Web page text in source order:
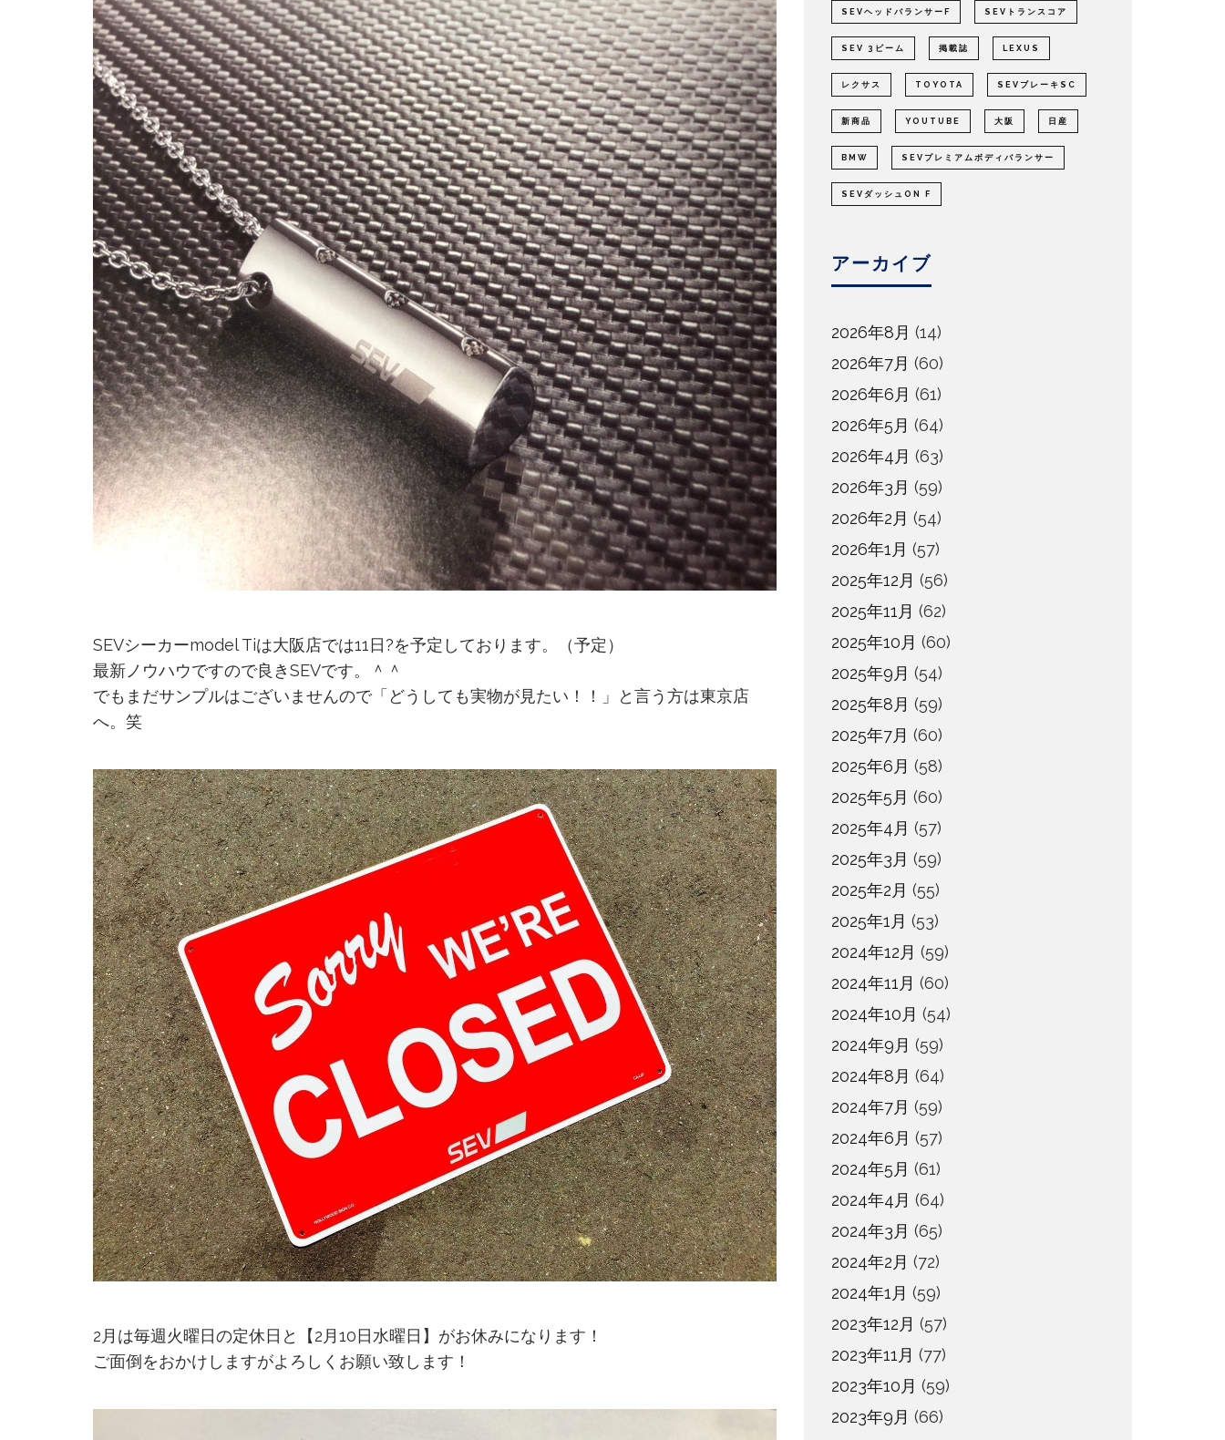
SEVシーカーmodel Tiは大阪店では11日?を予定しております。（予定）
最新ノウハウですので良きSEVです。＾＾
でもまだサンプルはございませんので「どうしても実物が見たい！！」と言う方は東京店
へ。笑
2月は毎週火曜日の定休日と【2月10日水曜日】がお休みになります！
ご面倒をおかけしますがよろしくお願い致します！
SEVヘッドバランサーF SEVトランスコア
SEV 3ビーム 掲載誌 LEXUS
レクサス TOYOTA SEVブレーキSC
新商品 YOUTUBE 大阪 日産
BMW SEVプレミアムボディバランサー
SEVダッシュON F
アーカイブ
2026年8月 (14)
2026年7月 (60)
2026年6月 (61)
2026年5月 (64)
2026年4月 (63)
2026年3月 (59)
2026年2月 (54)
2026年1月 (57)
2025年12月 (56)
2025年11月 (62)
2025年10月 (60)
2025年9月 (54)
2025年8月 (59)
2025年7月 (60)
2025年6月 (58)
2025年5月 (60)
2025年4月 (57)
2025年3月 (59)
2025年2月 (55)
2025年1月 (53)
2024年12月 (59)
2024年11月 (60)
2024年10月 (54)
2024年9月 (59)
2024年8月 (64)
2024年7月 (59)
2024年6月 (57)
2024年5月 (61)
2024年4月 (64)
2024年3月 (65)
2024年2月 (72)
2024年1月 (59)
2023年12月 (57)
2023年11月 (77)
2023年10月 (59)
2023年9月 (66)